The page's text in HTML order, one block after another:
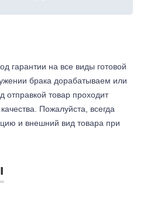
гарантии на все виды готовой
брака дорабатываем или
отправкой товар проходит
Пожалуйста, всегда
и внешний вид товара при